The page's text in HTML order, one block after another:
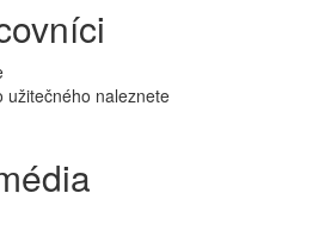
užitečného naleznete